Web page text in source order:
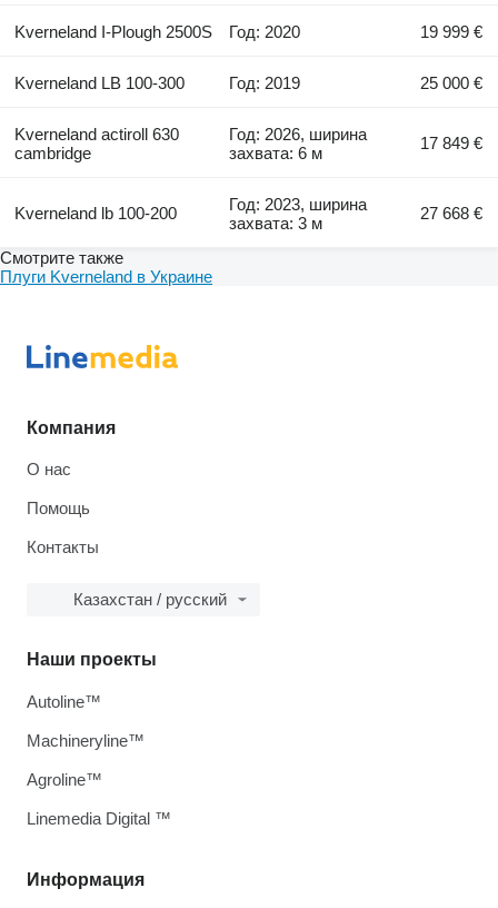
Kverneland I-Plough 2500S Год: 2020 19 999 €
Kverneland LB 100-300 Год: 2019 25 000 €
Kverneland actiroll 630
cambridge
Год: 2026, ширина
захвата: 6 м
17 849 €
Kverneland lb 100-200
Год: 2023, ширина
захвата: 3 м
27 668 €
Смотрите также
Плуги Kverneland в Украине
Компания
О нас
Помощь
Контакты
Казахстан / русский
Информация
Наши проекты
Autoline™
Machineryline™
Agroline™
Linemedia Digital ™